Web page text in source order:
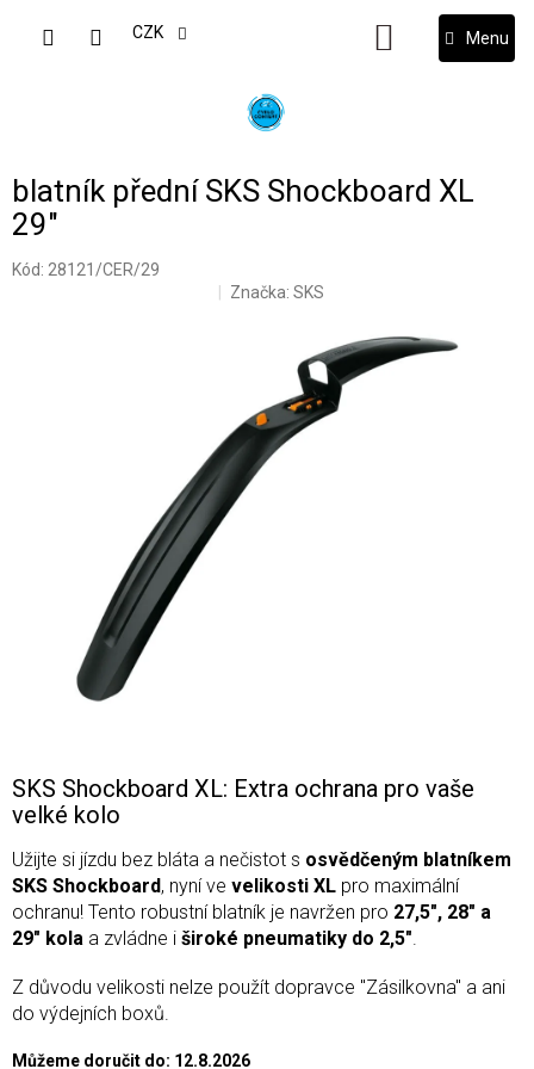
CZK
NÁKUPNÍ
KOŠÍK
blatník přední SKS Shockboard XL
29"
Kód: 28121/CER/29
Značka:SKS
Můžeme doručit do: 12.8.2026
SKS Shockboard XL: Extra ochrana pro vaše
velké kolo
Užijte si jízdu bez bláta a nečistot s osvědčeným blatníkem
SKS Shockboard, nyní ve velikosti XL pro maximální
ochranu! Tento robustní blatník je navržen pro 27,5", 28" a
29" kola a zvládne i široké pneumatiky do 2,5".
Z důvodu velikosti nelze použít dopravce "Zásilkovna" a ani
do výdejních boxů.